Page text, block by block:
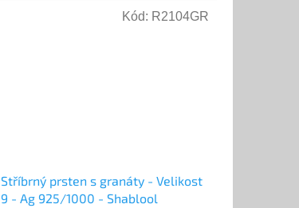
Prsten je pro příjemnější nošení do...
Stříbrný prsten s granáty - Velikost
9 - Ag 925/1000 - Shablool
Kód: R2104GR